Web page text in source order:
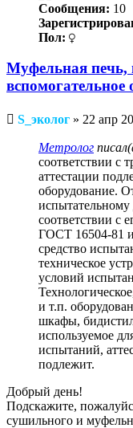
Сообщения: 10
Пол:
Муфельная печь,
вспомогательное
Непрочитанное
сообщение
S_эколог » 22 апр
Метролог
соответствии с
аттестации
оборудование.
испытательному
соответствии с
ГОСТ 16504-81
средство
техническое
условий
и т.п.
шкафы,
используемое
испытаний,
подлежит.
Добрый день!
Подскажите,
сушильного и